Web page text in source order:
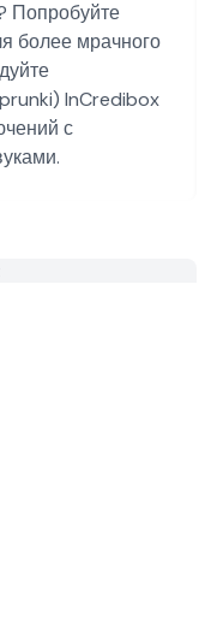
Попробуйте
более мрачного
InCredibox
с